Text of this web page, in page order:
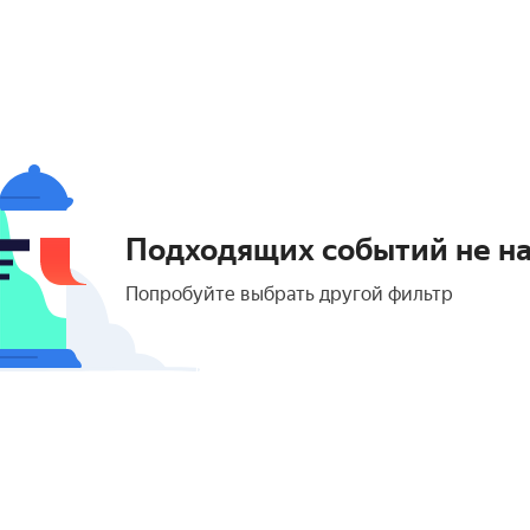
Подходящих событий не
Попробуйте выбрать другой фильтр